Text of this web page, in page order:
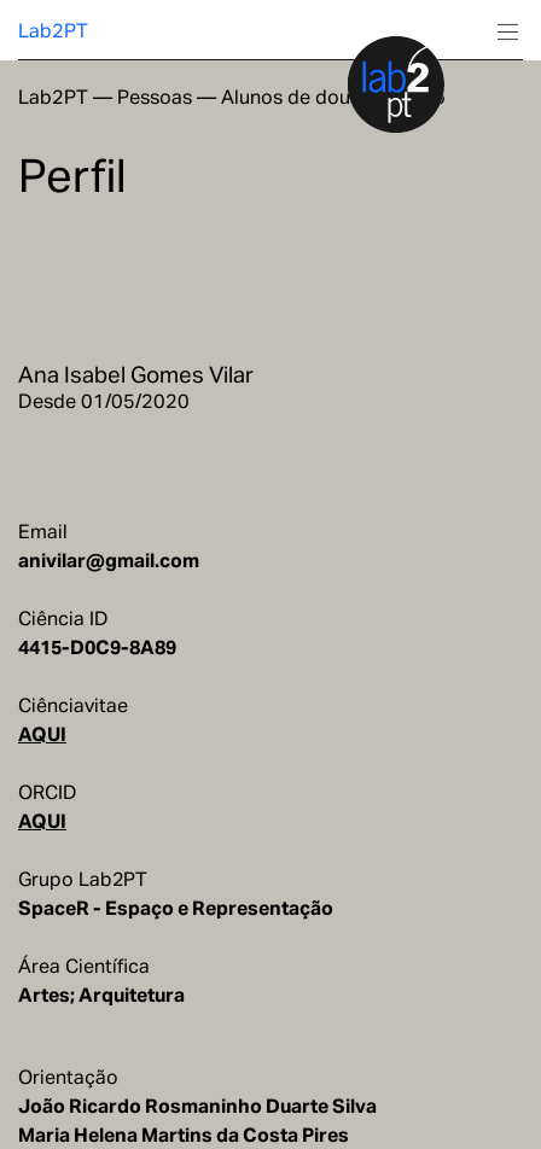
Lab2PT
Investigação
Formação
Lab2PT— Pessoas—Alunos de doutoramento
Perfil
Ana Isabel Gomes Vilar
Desde 01/05/2020
Email
anivilar@gmail.com
Ciência ID
4415-D0C9-8A89
Ciênciavitae
AQUI
ORCID
AQUI
Grupo Lab2PT
SpaceR - Espaço e Representação
Área Científica
Artes; Arquitetura
Orientação
João Ricardo Rosmaninho Duarte Silva
Maria Helena Martins da Costa Pires